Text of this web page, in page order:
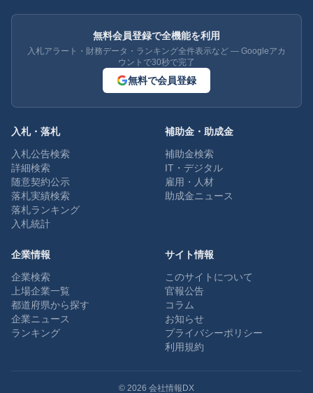
無料会員登録で全機能を利用
入札アラート・財務データ・ランキング全件表示など — Googleアカ
ウントで30秒で完了
無料で会員登録
入札・落札
入札公告検索
詳細検索
随意契約公示
落札実績検索
落札ランキング
入札統計
補助金・助成金
補助金検索
IT・デジタル
雇用・人材
助成金ニュース
企業情報
企業検索
上場企業一覧
都道府県から探す
企業ニュース
ランキング
サイト情報
このサイトについて
官報公告
コラム
お知らせ
プライバシーポリシー
利用規約
© 2026 会社情報DX